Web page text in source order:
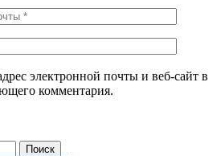
электронной почты и веб-сайт в
комментария.